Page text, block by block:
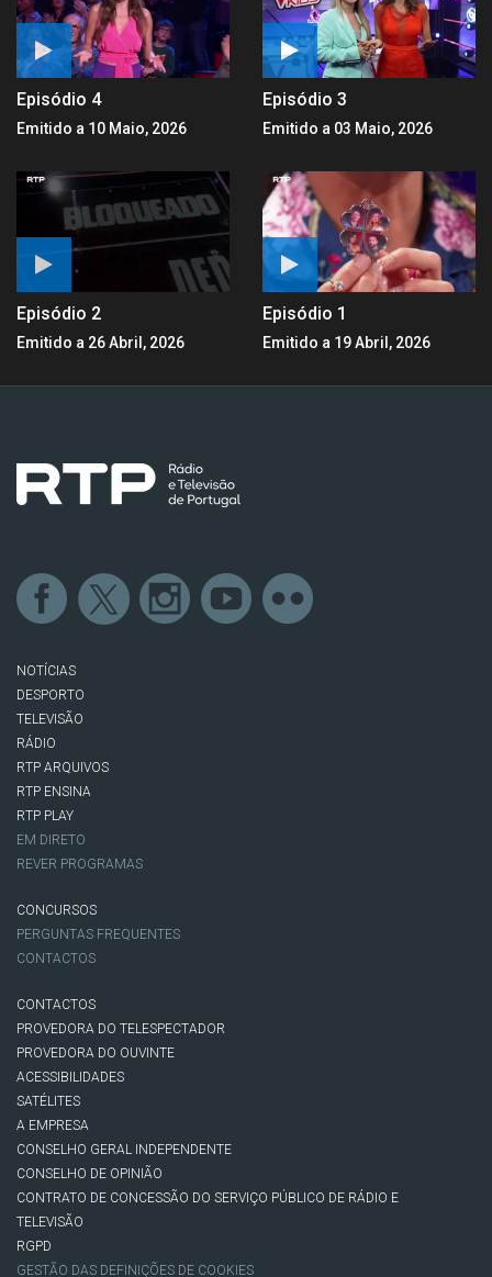
Episódio 4
Emitido a 10 Maio, 2026
Episódio 3
Emitido a 03 Maio, 2026
Episódio 2
Emitido a 26 Abril, 2026
Episódio 1
Emitido a 19 Abril, 2026
NOTÍCIAS
DESPORTO
TELEVISÃO
RÁDIO
RTP ARQUIVOS
RTP ENSINA
RTP PLAY
EM DIRETO
REVER PROGRAMAS
CONCURSOS
PERGUNTAS FREQUENTES
CONTACTOS
CONTACTOS
PROVEDORA DO TELESPECTADOR
PROVEDORA DO OUVINTE
ACESSIBILIDADES
SATÉLITES
A EMPRESA
CONSELHO GERAL INDEPENDENTE
CONSELHO DE OPINIÃO
CONTRATO DE CONCESSÃO DO SERVIÇO PÚBLICO DE RÁDIO E
TELEVISÃO
RGPD
GESTÃO DAS DEFINIÇÕES DE COOKIES